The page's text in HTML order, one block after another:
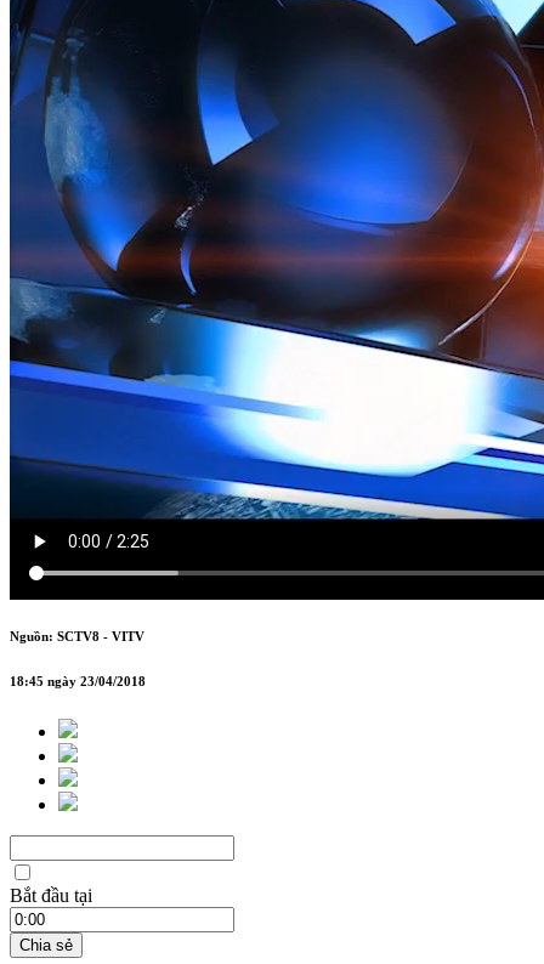
LĂNG KÍNH
TP HCM: XE BEN TIẾP TỤC LỘNG HÀNH TRÊN ĐƯỜNG
PHỐ
Nguồn: SCTV8 - VITV
18:45 ngày 23/04/2018
Bắt đầu tại
Chia sẻ